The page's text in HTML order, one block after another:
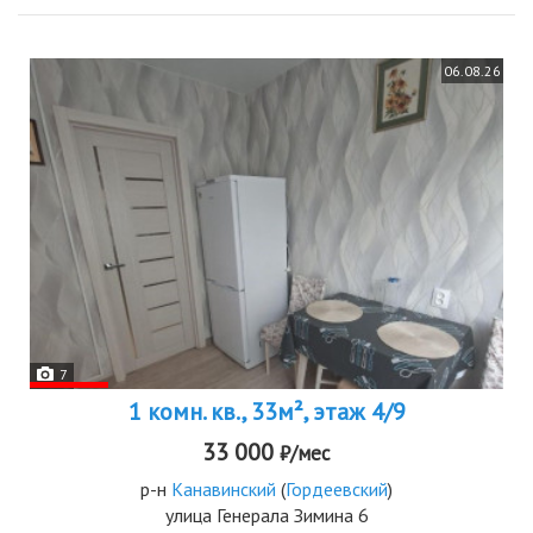
06.08.26
7
1 комн. кв., 33м², этаж 4/9
33 000 ₽/мес
р-н Канавинский (Гордеевский)
улица Генерала Зимина 6